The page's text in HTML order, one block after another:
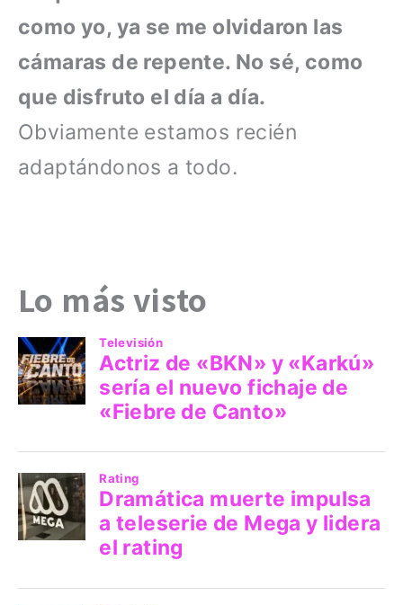
como yo, ya se me olvidaron las
cámaras de repente. No sé, como
que disfruto el día a día.
Obviamente estamos recién
adaptándonos a todo.
Lo más visto